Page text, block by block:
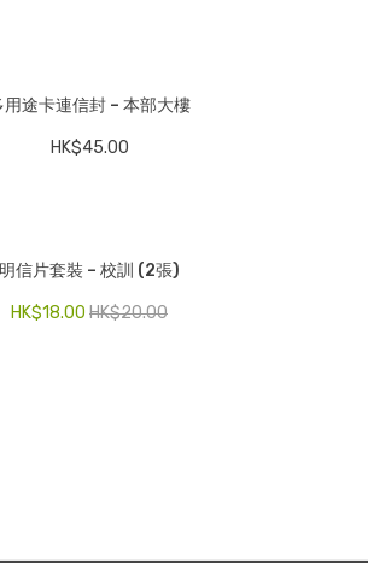
用途卡連信封 – 本部大樓
HK$45.00
明信片套裝 – 校訓 (2張)
HK$20.00
HK$18.00